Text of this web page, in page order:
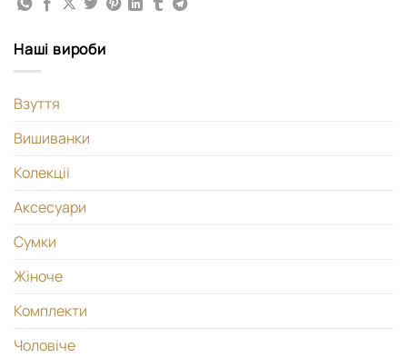
Наші вироби
Взуття
Вишиванки
Колекціі
Аксесуари
Сумки
Жіноче
Комплекти
Чоловіче